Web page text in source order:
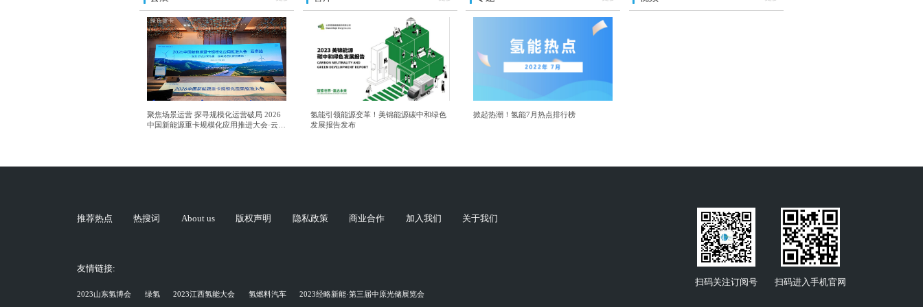
聚焦场景运营 探寻规模化运营破局 2026
中国新能源重卡规模化应用推进大会·云南
氢能引领能源变革！美锦能源碳中和绿色
发展报告发布
掀起热潮！氢能7月热点排行榜
推荐热点 热搜词 About us 版权声明 隐私政策 商业合作 加入我们 关于我们
友情链接:
2023山东氢博会 绿氢 2023江西氢能大会 氢燃料汽车 2023经略新能·第三届中原光储展览会
扫码关注订阅号 扫码进入手机官网